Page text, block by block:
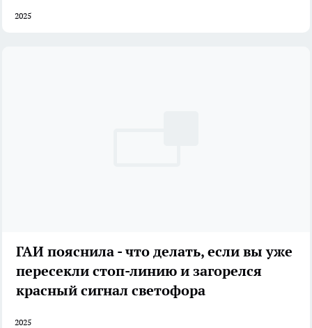
2025
ГАИ пояснила - что делать, если вы уже
пересекли стоп-линию и загорелся
красный сигнал светофора
2025